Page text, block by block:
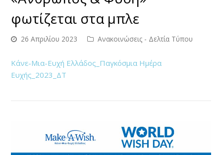
φωτίζεται στα μπλε
26 Απριλίου 2023 Ανακοινώσεις - Δελτία Τύπου
Κάνε-Μια-Ευχή Ελλάδος_Παγκόσμια Ημέρα
Ευχής_2023_ΔΤ